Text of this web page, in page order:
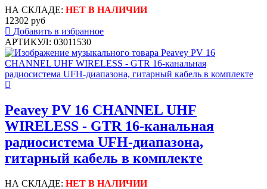
НА СКЛАДЕ: НЕТ В НАЛИЧИИ
12302 руб
Добавить в избранное
АРТИКУЛ: 03011530
Peavey PV 16 CHANNEL UHF
WIRELESS - GTR 16-канальная
радиосистема UFH-диапазона,
гитарный кабель в комплекте
НА СКЛАДЕ: НЕТ В НАЛИЧИИ